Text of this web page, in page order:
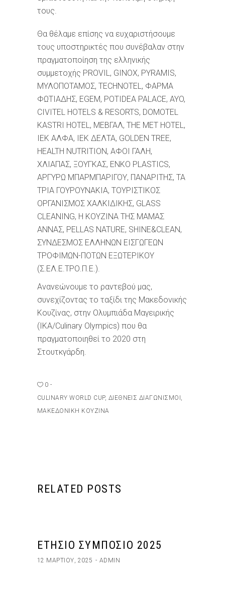
τους.
Θα θέλαμε επίσης να ευχαριστήσουμε
τους υποστηρικτές που συνέβαλαν στην
πραγματοποίηση της ελληνικής
συμμετοχής PROVIL, GINOX, PYRAMIS,
ΜΥΛΟΠΟΤΑΜΟΣ, TECHNOTEL, ΦΑΡΜΑ
ΦΩΤΙΑΔΗΣ, EGEM, POTIDEA PALACE, AYO,
CIVITEL HOTELS & RESORTS, DOMOTEL
KASTRI HOTEL, ΜΕΒΓΑΛ, THE MEΤ HOTEL,
ΙΕΚ ΑΛΦΑ, ΙΕΚ ΔΕΛΤΑ, GOLDEN TREE,
HEALTH NUTRITION, ΑΦΟΙ ΓΑΛΗ,
ΧΛΙΑΠΑΣ, ΞΟΥΓΚΑΣ, ENKO PLASTICS,
ΑΡΓΥΡΩ ΜΠΑΡΜΠΑΡΙΓΟΥ, ΠΑΝΑΡΙΤΗΣ, ΤΑ
ΤΡΙΑ ΓΟΥΡΟΥΝΑΚΙΑ, ΤΟΥΡΙΣΤΙΚΟΣ
ΟΡΓΑΝΙΣΜΟΣ ΧΑΛΚΙΔΙΚΗΣ, GLASS
CLEANING, Η ΚΟΥΖΙΝΑ ΤΗΣ ΜΑΜΑΣ
ΑΝΝΑΣ, PELLAS NATURE, SHINE&CLEAN,
ΣΥΝΔΕΣΜΟΣ ΕΛΛΗΝΩΝ ΕΙΣΓΩΓΕΩΝ
ΤΡΟΦΙΜΩΝ-ΠΟΤΩΝ ΕΞΩΤΕΡΙΚΟΥ
(Σ.ΕΛ.Ε.ΤΡΟ.Π.Ε.).
Ανανεώνουμε το ραντεβού μας,
συνεχίζοντας το ταξίδι της Μακεδονικής
Κουζίνας, στην Ολυμπιάδα Μαγειρικής
(IKA/Culinary Olympics) που θα
πραγματοποιηθεί το 2020 στη
Στουτκγάρδη.
0
CULINARY WORLD CUP, ΔΙΕΘΝΕΊΣ ΔΙΑΓΩΝΙΣΜΟΊ ,
ΜΑΚΕΔΟΝΙΚΉ ΚΟΥΖΊΝΑ
RELATED POSTS
ΕΤΉΣΙΟ ΣΥΜΠΌΣΙΟ 2025
12 ΜΑΡΤΊΟΥ, 2025 ADMIN